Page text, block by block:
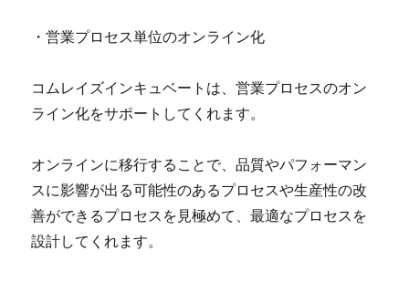
・営業プロセス単位のオンライン化
コムレイズインキュベートは、営業プロセスのオン
ライン化をサポートしてくれます。
オンラインに移行することで、品質やパフォーマン
スに影響が出る可能性のあるプロセスや生産性の改
善ができるプロセスを見極めて、最適なプロセスを
設計してくれます。